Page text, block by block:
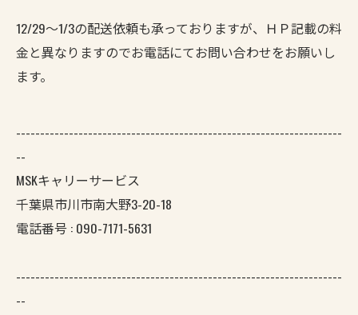
12/29～1/3の配送依頼も承っておりますが、ＨＰ記載の料
金と異なりますのでお電話にてお問い合わせをお願いし
ます。
--------------------------------------------------------------------
--
MSKキャリーサービス
千葉県市川市南大野3-20-18
電話番号 : 090-7171-5631
--------------------------------------------------------------------
--